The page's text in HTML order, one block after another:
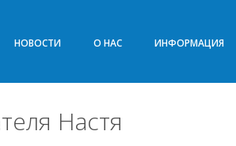
НОВОСТИ О НАС ИНФОРМАЦИЯ
Настя